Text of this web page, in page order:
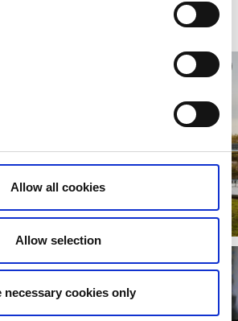
Allow all cookies
Allow selection
necessary cookies only